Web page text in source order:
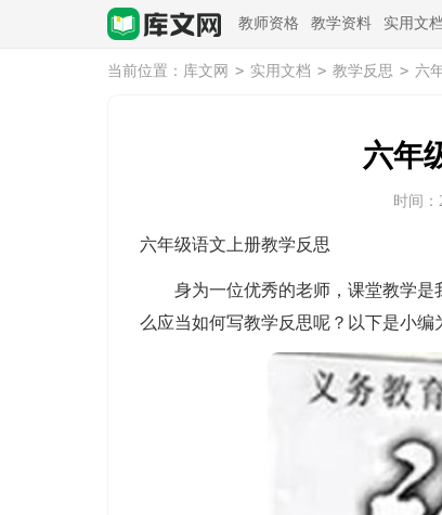
教师资格 教学资料 实用文档
当前位置： 库文网 > 实用文档 > 教学反思 > 六
六年
时间：
六年级语文上册教学反思
身为一位优秀的老师，课堂教学是
么应当如何写教学反思呢？以下是小编